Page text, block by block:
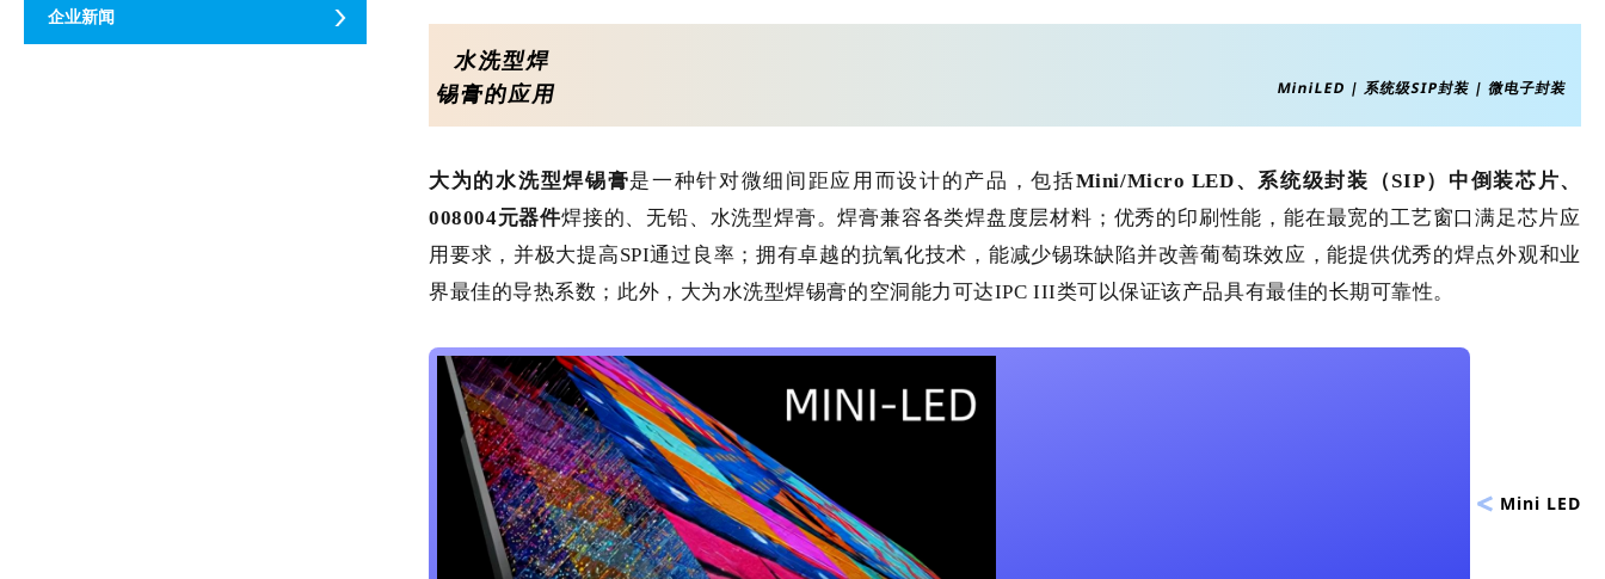
企业新闻
水洗型焊
锡膏的应用 MiniLED | 系统级SIP封装 | 微电子封装
大为的水洗型焊锡膏是一种针对微细间距应用而设计的产品，包括Mini/Micro LED、系统级封装（SIP）中倒装芯片、
008004元器件焊接的、无铅、水洗型焊膏。焊膏兼容各类焊盘度层材料；优秀的印刷性能，能在最宽的工艺窗口满足芯片应
用要求，并极大提高SPI通过良率；拥有卓越的抗氧化技术，能减少锡珠缺陷并改善葡萄珠效应，能提供优秀的焊点外观和业
界最佳的导热系数；此外，大为水洗型焊锡膏的空洞能力可达IPC III类可以保证该产品具有最佳的长期可靠性。
Mini LED